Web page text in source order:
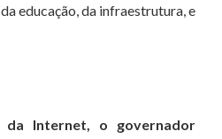
educação, da infraestrutura, e
Internet, o governador